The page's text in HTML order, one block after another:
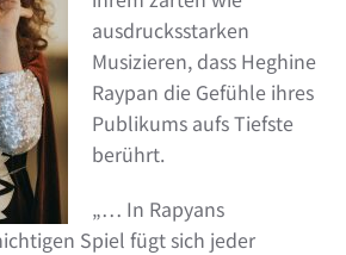
ausdrucksstarken
Musizieren, dass Heghine
Raypan die Gefühle ihres
Publikums aufs Tiefste
berührt.
„… In Rapyans
Spiel fügt sich jeder